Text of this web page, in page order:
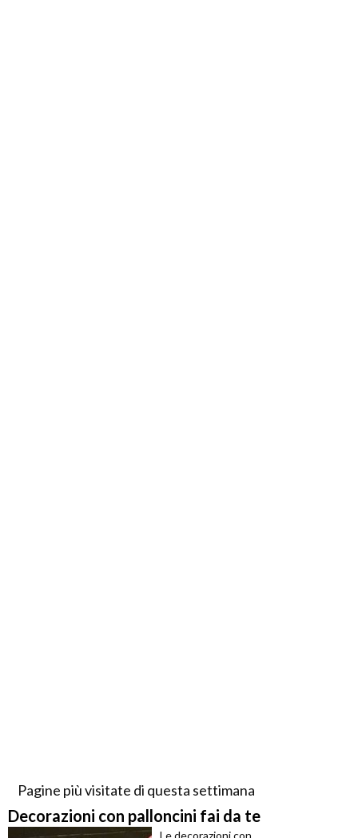
Pagine più visitate di questa settimana
Decorazioni con palloncini fai da te